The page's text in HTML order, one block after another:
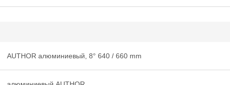
AUTHOR алюминиевый, 8° 640 / 660 mm